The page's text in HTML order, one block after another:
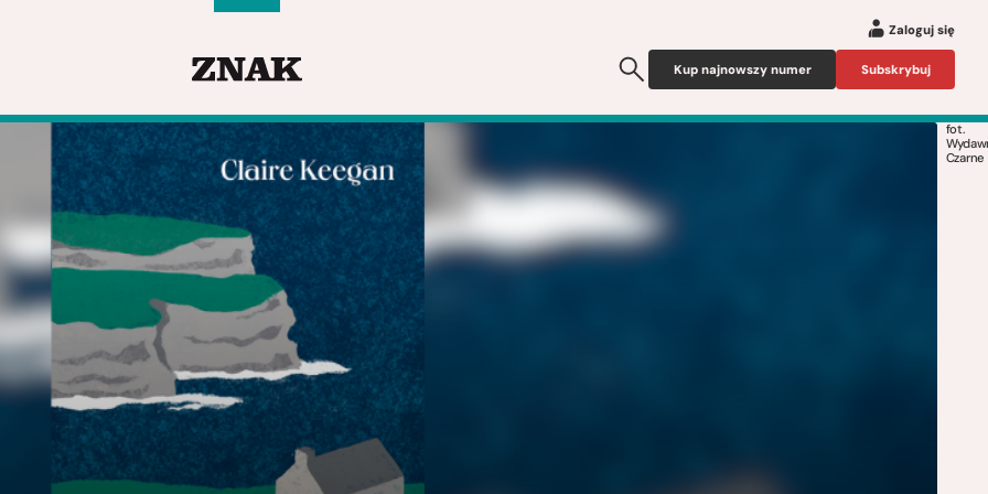
Zaloguj się
Kup najnowszy numer Subskrybuj
fot.
Czarne